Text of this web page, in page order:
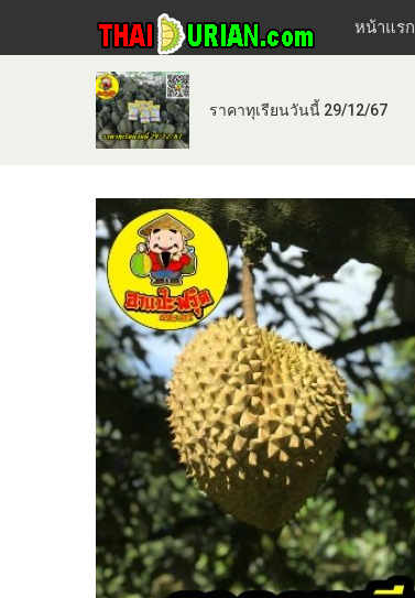
หน้าแรก
ราคาทุเรียนวันนี้ 29/12/67